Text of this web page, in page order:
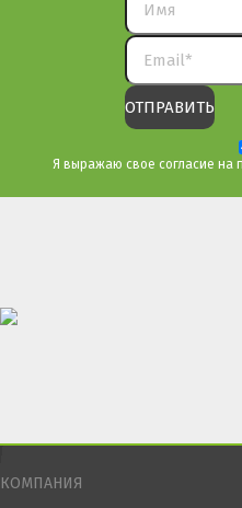
Я выражаю свое согласие на
КОМПАНИЯ